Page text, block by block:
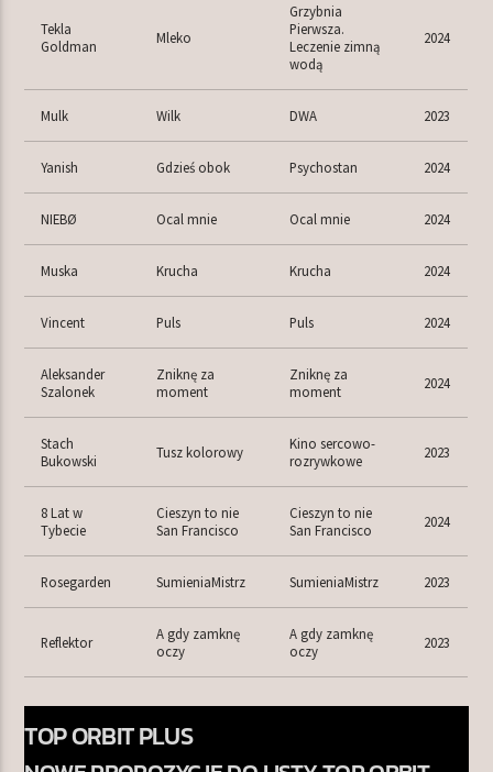
Tekla
Goldman
Mleko
Grzybnia
Pierwsza.
Leczenie zimną
wodą
2024
Mulk Wilk DWA 2023
Yanish Gdzieś obok Psychostan 2024
NIEBØ Ocal mnie Ocal mnie 2024
Muska Krucha Krucha 2024
Vincent Puls Puls 2024
Aleksander
Szalonek
Zniknę za
moment
Zniknę za
moment
2024
Stach
Bukowski
Tusz kolorowy
Kino sercowo-
rozrywkowe
2023
8 Lat w
Tybecie
Cieszyn to nie
San Francisco
Cieszyn to nie
San Francisco
2024
Rosegarden SumieniaMistrz SumieniaMistrz 2023
Reflektor
A gdy zamknę
oczy
A gdy zamknę
oczy
2023
TOP ORBIT PLUS